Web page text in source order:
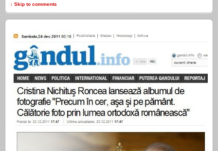
↓ Skip to comments